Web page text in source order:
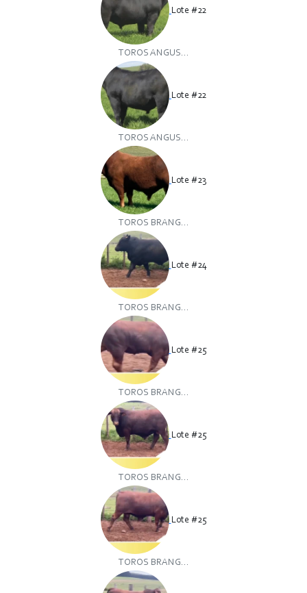
Lote #22
TOROS ANGUS...
Lote #22
TOROS ANGUS...
Lote #23
TOROS BRANG...
Lote #24
TOROS BRANG...
Lote #25
TOROS BRANG...
Lote #25
TOROS BRANG...
Lote #25
TOROS BRANG...